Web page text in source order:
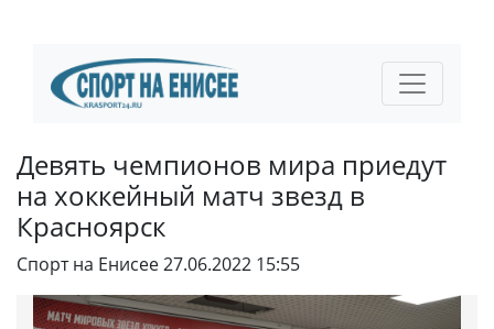
Девять чемпионов мира приедут
на хоккейный матч звезд в
Красноярск
Спорт на Енисее27.06.2022 15:55